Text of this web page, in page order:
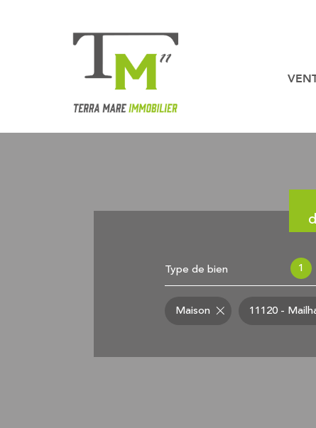
Nos biens
Type de bien 1
Maison 11120 -